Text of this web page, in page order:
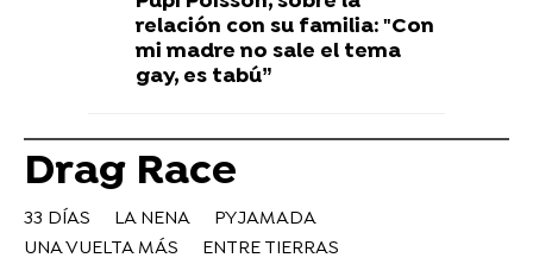
relación con su familia: "Con
mi madre no sale el tema
gay, es tabú”
Drag Race
33 DÍAS LA NENA
PYJAMADA
UNA VUELTA MÁS
ENTRE TIERRAS